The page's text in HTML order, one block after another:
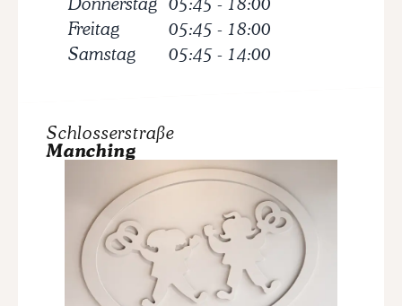
Freitag
05:45 - 18:00
Samstag
05:45 - 14:00
Schlosserstraße
Manching